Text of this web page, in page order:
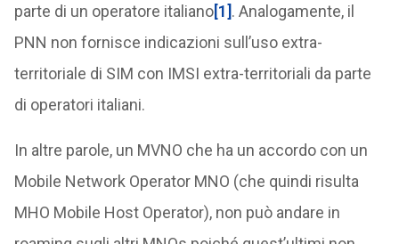
parte di un operatore italiano[1]. Analogamente, il
PNN non fornisce indicazioni sull’uso extra-
territoriale di SIM con IMSI extra-territoriali da parte
di operatori italiani.
In altre parole, un MVNO che ha un accordo con un
Mobile Network Operator MNO (che quindi risulta
MHO Mobile Host Operator), non può andare in